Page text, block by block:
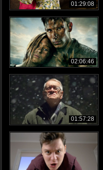
01:29:08
02:06:46
01:57:28